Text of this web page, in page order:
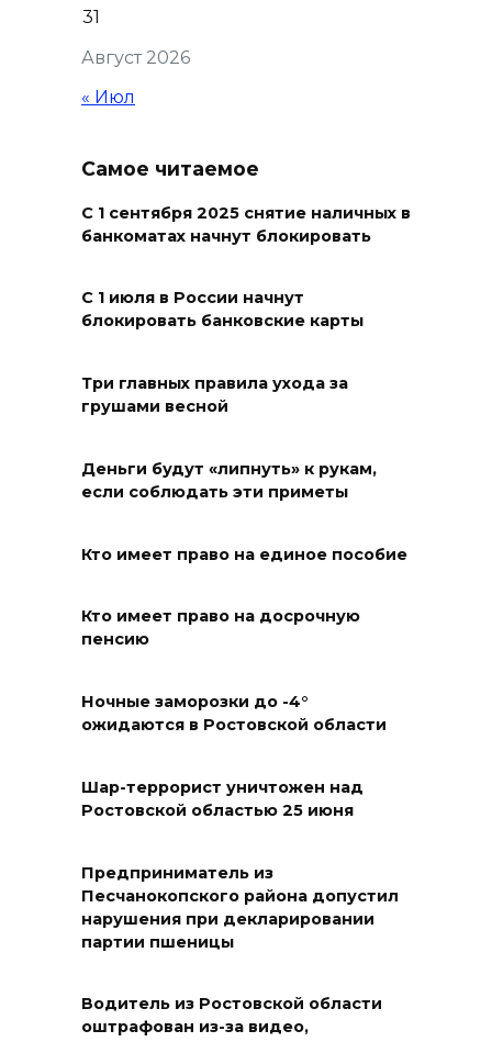
2000 жителей бесплатно
осваивают новые профессии
тысяч детей: в Ростовской
области продолжается
07 августа 2026 18:30
в донской столице
«Метеор» «Андрей Байков»
07 августа 2026 17:48
взаимодействие участников
07 августа 2026 17:14
В Ростове доходный дом
Емельяновых на Большой
Садовой, 94, обследуют
специалисты
Август 2026
31
« Июл
Самое читаемое
С 1 сентября 2025 снятие наличных в
банкоматах начнут блокировать
С 1 июля в России начнут
блокировать банковские карты
Три главных правила ухода за
грушами весной
Деньги будут «липнуть» к рукам,
если соблюдать эти приметы
Кто имеет право на единое пособие
Кто имеет право на досрочную
пенсию
Ночные заморозки до -4°
ожидаются в Ростовской области
Шар-террорист уничтожен над
Ростовской областью 25 июня
Предприниматель из
Песчанокопского района допустил
нарушения при декларировании
партии пшеницы
Водитель из Ростовской области
оштрафован из-за видео,